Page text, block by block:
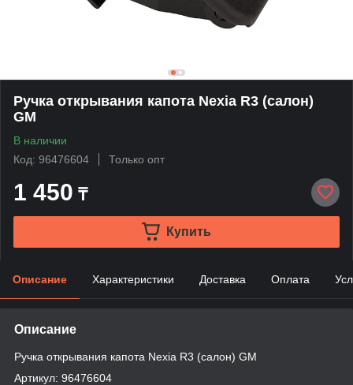
Ручка открывания капота Nexia R3 (салон)
GM
В наличии
Код: 96476604
Только опт
1 450 ₸
Купить
Описание Характеристики Доставка Оплата
Описание
Ручка открывания капота Nexia R3 (салон) GM
Артикул: 96476604